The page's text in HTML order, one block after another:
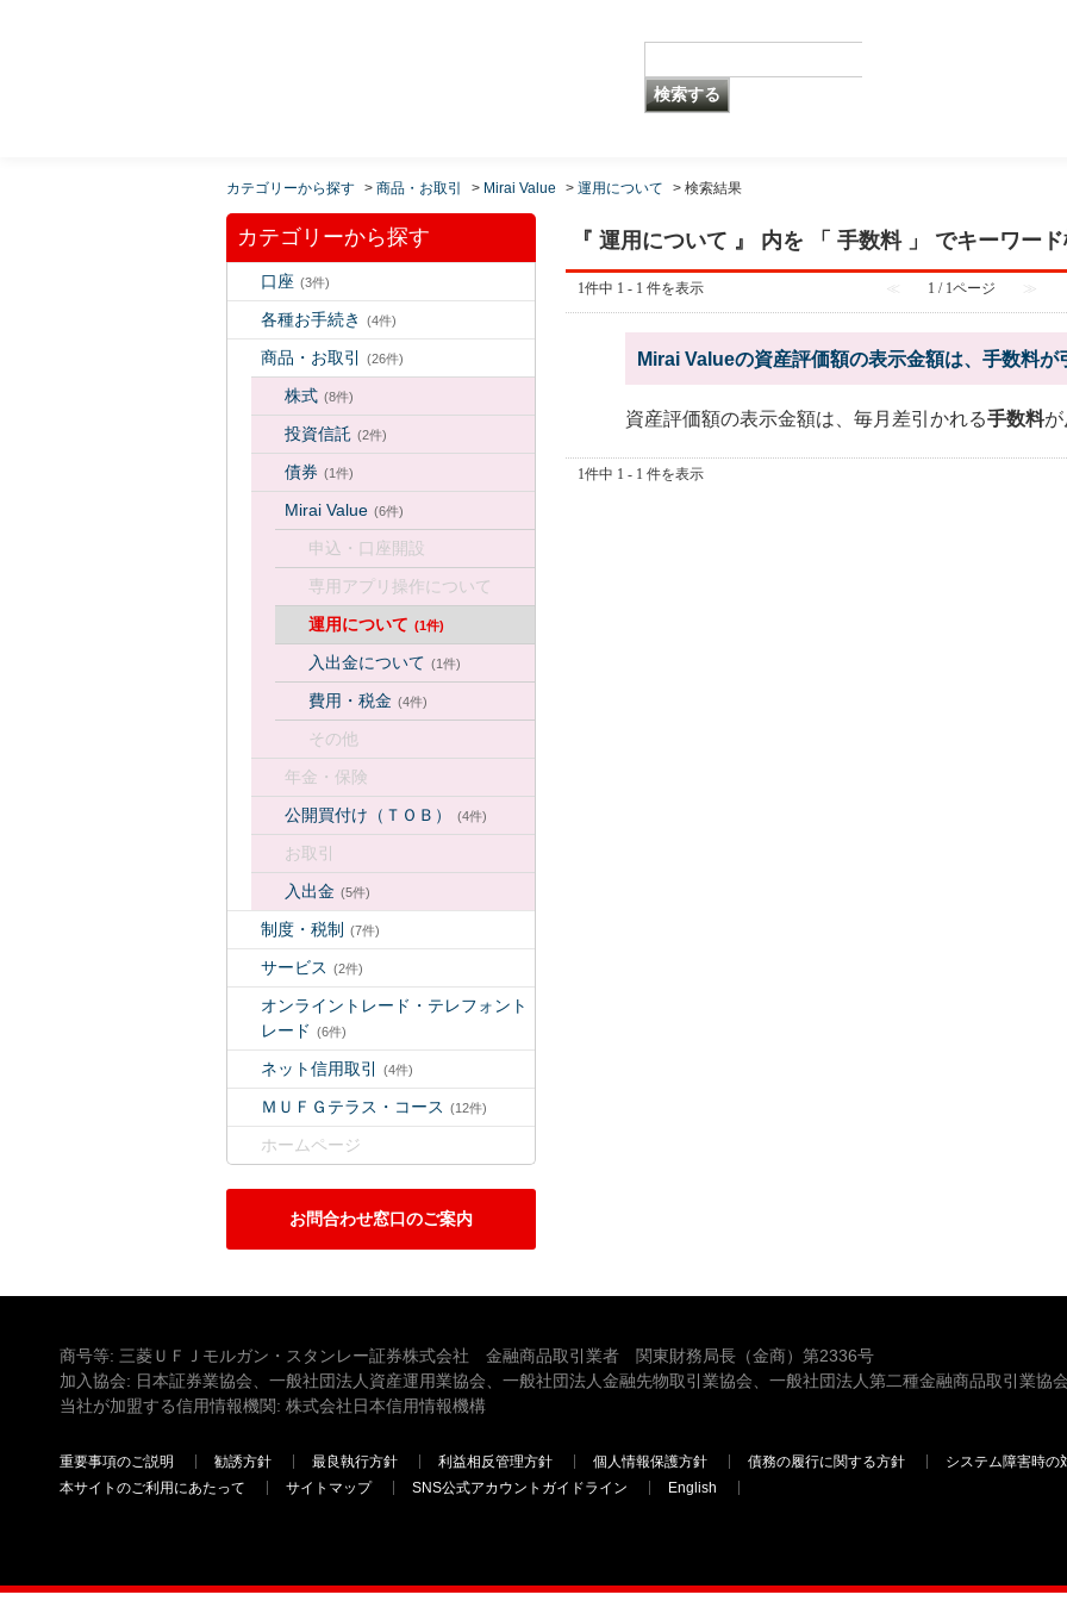
カテゴリーから探す > 商品・お取引 > Mirai Value > 運用について > 検索結果
カテゴリーから探す
口座 (3件)
各種お手続き (4件)
商品・お取引 (26件)
株式 (8件)
投資信託 (2件)
債券 (1件)
Mirai Value (6件)
申込・口座開設
専用アプリ操作について
運用について (1件)
入出金について (1件)
費用・税金 (4件)
その他
年金・保険
公開買付け（ＴＯＢ）
(4件)
お取引
入出金 (5件)
制度・税制 (7件)
サービス (2件)
オンライントレード・テレフォント
レード (6件)
ネット信用取引 (4件)
ＭＵＦＧテラス・コース (12件)
ホームページ
お問合わせ窓口のご案内
『 運用について 』 内を 「 手数料 」 でキーワー
1件中 1 - 1 件を表示 ≪ 1 / 1ページ ≫
Mirai Valueの資産評価額の表示金額は、手数料が
資産評価額の表示金額は、毎月差引かれる手数料が
1件中 1 - 1 件を表示
商号等: 三菱ＵＦＪモルガン・スタンレー証券株式会社 金融商品取引業者 関東財務局長（金商）第2336号
加入協会: 日本証券業協会、一般社団法人資産運用業協会、一般社団法人金融先物取引業協会、一般社団法人第二種金融商品取引業協
当社が加盟する信用情報機関: 株式会社日本信用情報機構
重要事項のご説明 勧誘方針 最良執行方針 利益相反管理方針 個人情報保護方針 債務の履行に関する方針
システム障害時の
本サイトのご利用にあたって
サイトマップ SNS公式アカウントガイドライン English